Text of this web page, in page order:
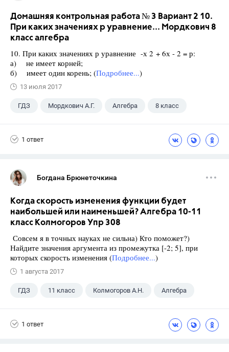
Домашняя контрольная работа № 3 Вариант 2 10.
При каких значениях р уравнение... Мордкович 8
класс алгебра
10. При каких значениях р уравнение -х 2 + 6х - 2 = р:
а) не имеет корней;
б) имеет один корень; (Подробнее...)
13 июля 2017
ГДЗ Мордкович А.Г. Алгебра 8 класс
1 ответ
Богдана Брюнеточкина
Когда скорость изменения функции будет
наибольшей или наименьшей? Алгебра 10-11
класс Колмогоров Упр 308
Совсем я в точных науках не сильна) Кто поможет?)
Найдите значения аргумента из промежутка [-2; 5], при
которых скорость изменения (Подробнее...)
1 августа 2017
ГДЗ 11 класс Колмогоров А.Н. Алгебра
1 ответ